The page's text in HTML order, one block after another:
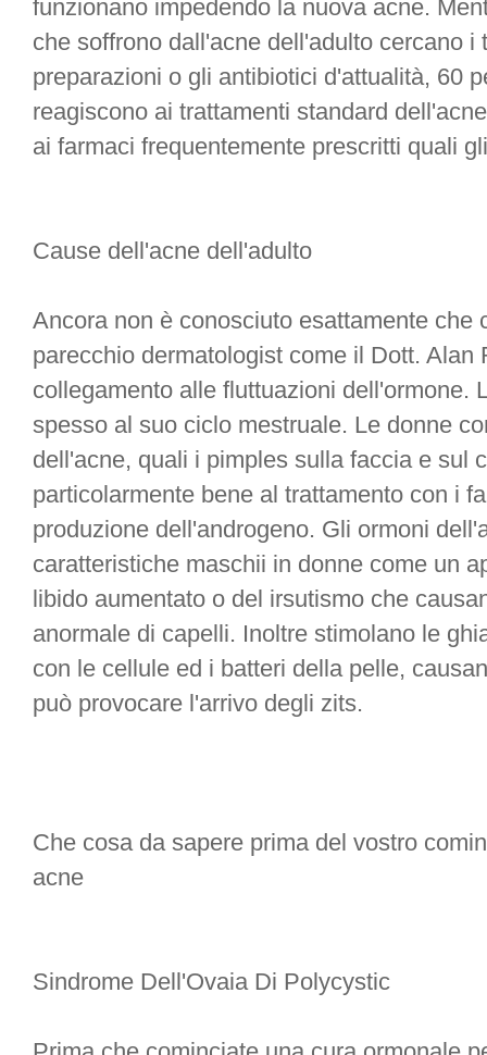
funzionano impedendo la nuova acne.
che soffrono dall'acne dell'adulto cercano i
preparazioni o gli antibiotici d'attualità, 60
reagiscono ai trattamenti standard
ai farmaci frequentemente prescritti quali
Cause dell'acne dell'adulto
Ancora non è conosciuto esattamente che
parecchio dermatologist come il Dott.
collegamento alle fluttuazioni dell'ormone.
spesso al suo ciclo mestruale. Le donne
dell'acne, quali i pimples sulla faccia e sul
particolarmente bene al trattamento con i
produzione dell'androgeno. Gli ormoni
caratteristiche maschii in donne come un
libido aumentato o del irsutismo che
anormale di capelli. Inoltre stimolano le
con le cellule ed i batteri della pelle,
può provocare l'arrivo degli zits.
Che cosa da sapere prima del vostro
acne
Sindrome Dell'Ovaia Di Polycystic